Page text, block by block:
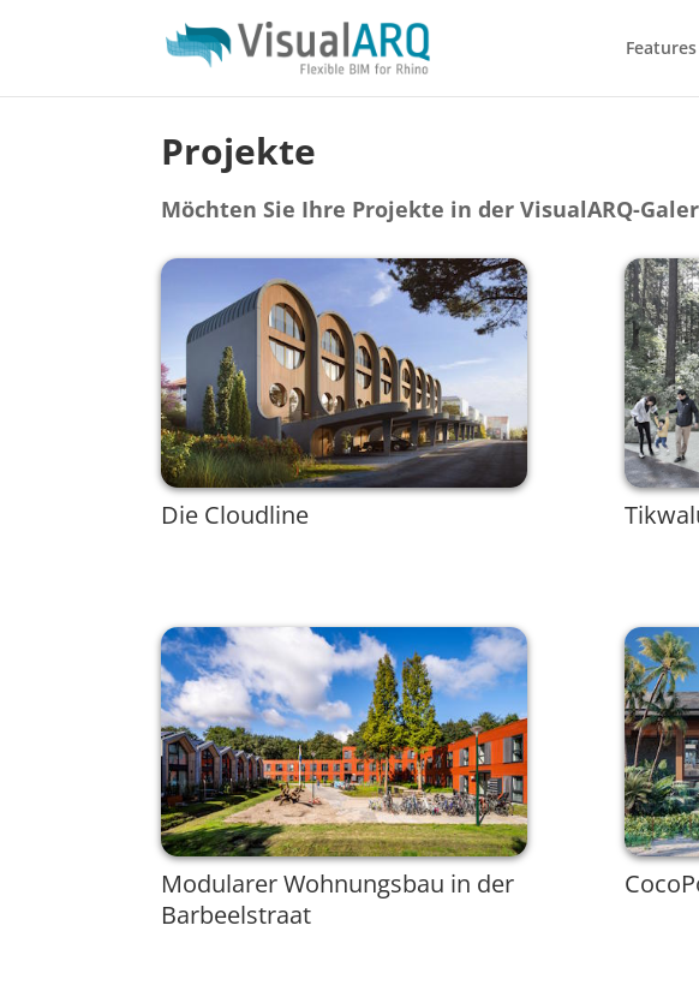
Features
Projekte
Möchten Sie Ihre Projekte in der VisualARQ-
Die Cloudline
Modularer Wohnungsbau in der
Barbeelstraat